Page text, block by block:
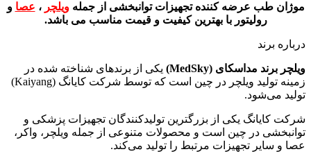
موژان طب عرضه کننده تجهیزات توانبخشی از جملهویلچر ، عصا و
رولیتور با بهترین کیفیت و قیمت مناسب می باشد.
درباره برند
ویلچر برند مداسکای (MedSky)
یکی از برندهای شناخته شده در
زمینه تولید ویلچر در چین است که توسط شرکت کایانگ (Kaiyang)
تولید می‌شود.
شرکت کایانگ یکی از بزرگترین تولیدکنندگان تجهیزات پزشکی و
توانبخشی در چین است و محصولات متنوعی از جمله ویلچر، واکر،
عصا و سایر تجهیزات مرتبط را تولید می‌کند.